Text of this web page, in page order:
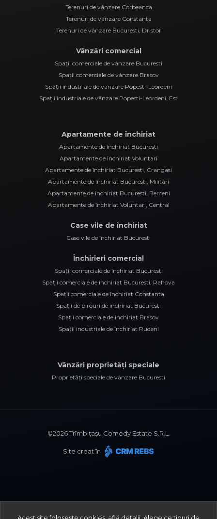
Terenuri de vânzare Corbeanca
Terenuri de vânzare Constanta
Terenuri de vânzare Bucuresti, Dristor
Vânzări comercial
Spații comerciale de vânzare Bucuresti
Spații comerciale de vânzare Brasov
Spații industriale de vânzare Popesti-Leordeni
Spații industriale de vânzare Popesti-Leordeni, Est
Apartamente de închiriat
Apartamente de închiriat Bucuresti
Apartamente de închiriat Voluntari
Apartamente de închiriat Bucuresti, Crangasi
Apartamente de închiriat Bucuresti, Militari
Apartamente de închiriat Bucuresti, Berceni
Apartamente de închiriat Voluntari, Central
Case vile de închiriat
Case vile de închiriat Bucuresti
Închirieri comercial
Spații comerciale de închiriat Bucuresti
Spații comerciale de închiriat Bucuresti, Rahova
Spații comerciale de închiriat Constanta
Spații de birouri de închiriat Bucuresti
Spații comerciale de închiriat Brasov
Spații industriale de închiriat Rudeni
Vânzări proprietăți speciale
Proprietăți speciale de vânzare Bucuresti
©2026Trîmbițașu Comedy Estate S.R.L.
Site creat în